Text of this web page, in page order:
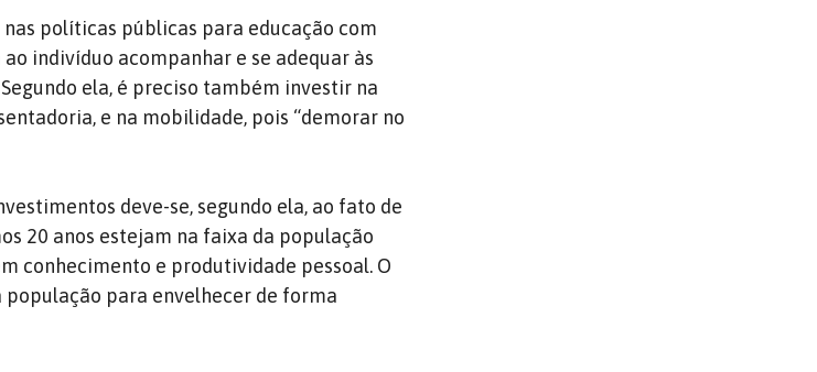
políticas públicas para educação com
indivíduo acompanhar e se adequar às
ela, é preciso também investir na
e na mobilidade, pois “demorar no
deve-se, segundo ela, ao fato de
20 anos estejam na faixa da população
conhecimento e produtividade pessoal. O
população para envelhecer de forma